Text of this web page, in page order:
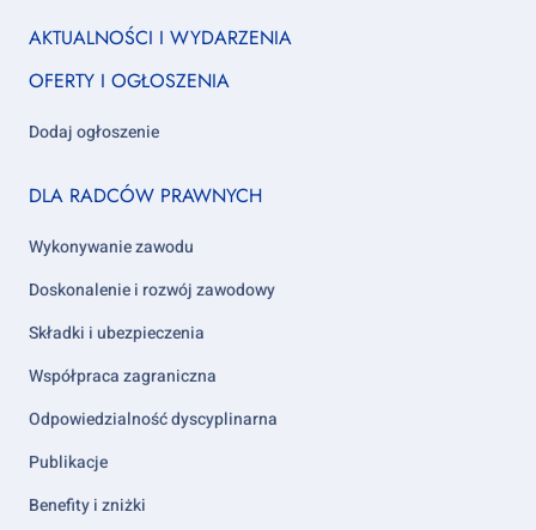
Footer
1
AKTUALNOŚCI I WYDARZENIA
OFERTY I OGŁOSZENIA
Dodaj ogłoszenie
Footer
2
DLA RADCÓW PRAWNYCH
Wykonywanie zawodu
Doskonalenie i rozwój zawodowy
Składki i ubezpieczenia
Współpraca zagraniczna
Odpowiedzialność dyscyplinarna
Publikacje
Benefity i zniżki